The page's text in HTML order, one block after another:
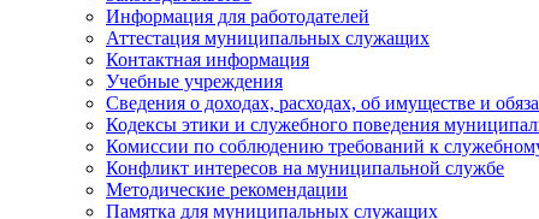
Информация для работодателей
Аттестация муниципальных служащих
Контактная информация
Учебные учреждения
Сведения о доходах, расходах, об имуществе и
Кодексы этики и служебного поведения
Комиссии по соблюдению требований к
Конфликт интересов на муниципальной службе
Методические рекомендации
Памятка для муниципальных служащих